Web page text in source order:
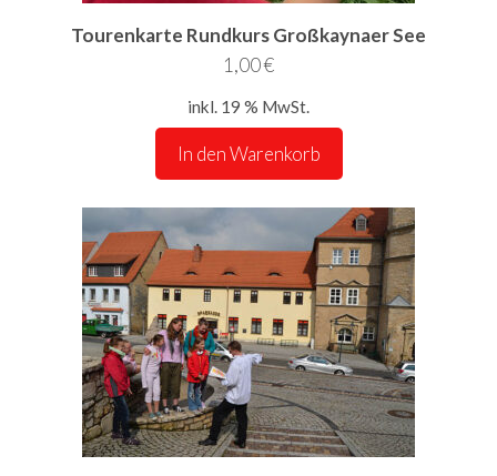
Tourenkarte Rundkurs Großkaynaer See
1,00€
inkl. 19 % MwSt.
In den Warenkorb